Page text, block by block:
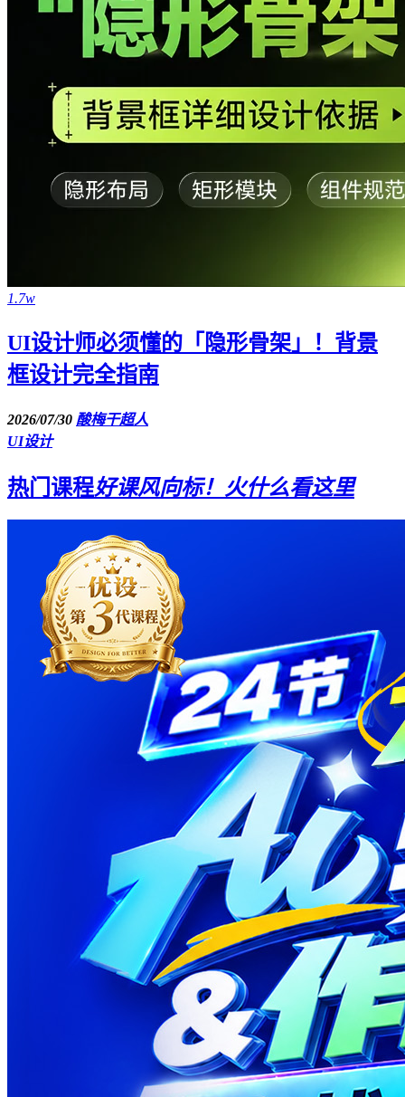
1.7w
UI设计师必须懂的「隐形骨架」！背景
框设计完全指南
2026/07/30 酸梅干超人
UI设计
热门课程好课风向标！火什么看这里